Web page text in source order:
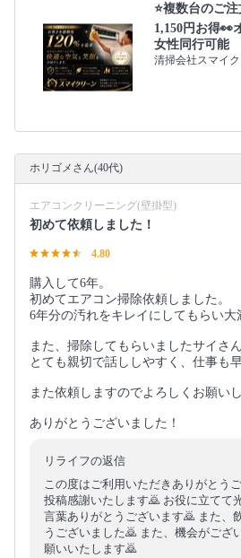
⭐️複数台のご
1,150円お得👀
女性同行可能
清掃会社スマイ
ホリゴメさん(40代)
エアコンクリーニング(壁掛型)
初めて依頼しました！
4.80
購入して6年。
初めてエアコン掃除依頼しました。
6年分の汚れをキレイにしてもらい大
また、掃除してもらいましたサイさん
とても親切で話ししやすく、仕事も
また依頼しますのでよろしくお願い
ありがとうございました！
リライフの返信
この度はご利用いただきありがとう
投稿感謝いたします🙇 お役に立てて
言葉ありがとうございます🙇 また、
うございました🙇 また、機会がござ
願いいたします🙇